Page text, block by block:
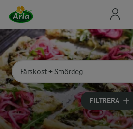
Sök på kategori eller ingrediens
Skriv in sökord för att få förslag
FILTRERA